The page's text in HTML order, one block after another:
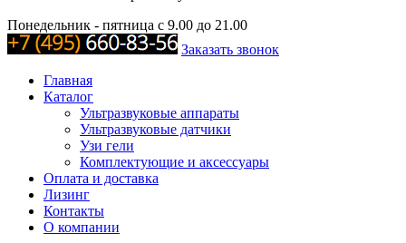
Понедельник - пятница с 9.00 до 21.00
Заказать звонок
Главная
Каталог
Ультразвуковые аппараты
Ультразвуковые датчики
Узи гели
Комплектующие и аксессуары
Оплата и доставка
Лизинг
Контакты
О компании